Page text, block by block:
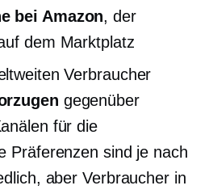
bei Amazon, der
dem Marktplatz
Verbraucher
gegenüber
für die
Präferenzen sind je nach
aber Verbraucher in